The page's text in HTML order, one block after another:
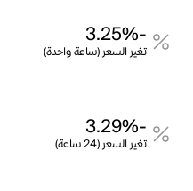
-3.25%
تغير السعر (ساعة واحدة)
-3.29%
تغير السعر (24 ساعة)